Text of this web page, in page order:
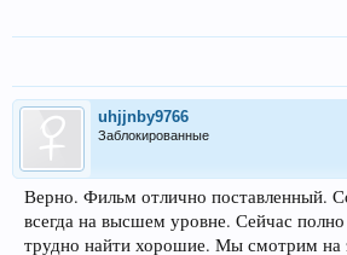
uhjjnby9766
Заблокированные
Верно. Фильм отлично поставленный.
всегда на высшем уровне. Сейчас
трудно найти хорошие. Мы смотрим на